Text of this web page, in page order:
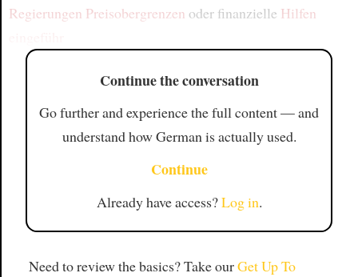
Regierungen Preisobergrenzen oder finanzielle Hilfen
Continue the conversation
Go further and experience the full content — and
understand how German is actually used.
Continue
Already have access?Log in.
Need to review the basics? Take ourGet Up To